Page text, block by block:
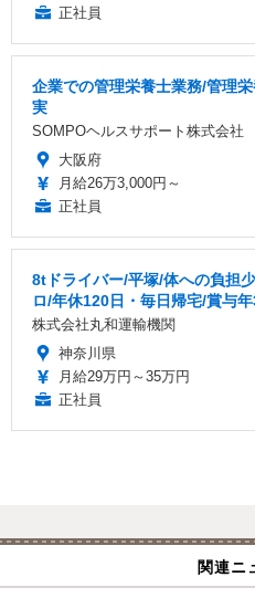
正社員
企業での管理栄養士業務/管理
実
SOMPOヘルスサポート株式会社
大阪府
月給26万3,000円～
正社員
8tドライバー/平塚/体への負担
ロ/年休120日・毎日帰宅/賞与
株式会社丸和運輸機関
神奈川県
月給29万円～35万円
正社員
関連ニ